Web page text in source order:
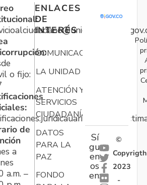
o fijo:
de
a
a.m. –
ENLACES
DE
INTERÉS
COMUNICACIONES
LA UNIDAD
ATENCIÓN Y
SERVICIOS
CIUDADANÍA
DATOS
PARA LA
PAZ
FONDO
Sí
gu
en
os
en:
©
Copyrigth
2023
-